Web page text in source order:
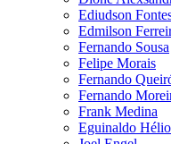
Ediudson
Edmilson
Fernando Sousa
Felipe Morais
Fernando
Fernando
Frank Medina
Eguinaldo Hélio